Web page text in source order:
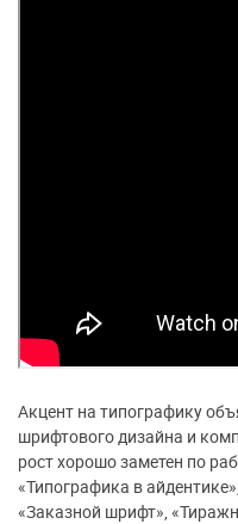
Акцент на типографику
шрифтового дизайна и
рост хорошо заметен по
«Типографика в
«Заказной шрифт»,